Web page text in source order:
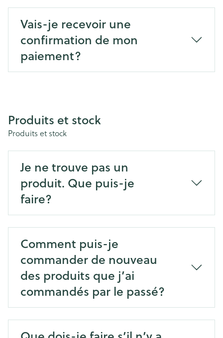
Vais-je recevoir une
confirmation de mon
paiement?
Produits et stock
Produits et stock
Je ne trouve pas un
produit. Que puis-je
faire?
Comment puis-je
commander de nouveau
des produits que j’ai
commandés par le passé?